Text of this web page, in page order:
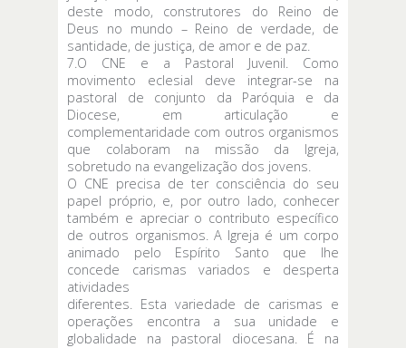
deste modo, construtores do Reino de
Deus no mundo – Reino de verdade, de
santidade, de justiça, de amor e de paz.
7.O CNE e a Pastoral Juvenil. Como
movimento eclesial deve integrar-se na
pastoral de conjunto da Paróquia e da
Diocese, em articulação e
complementaridade com outros organismos
que colaboram na missão da Igreja,
sobretudo na evangelização dos jovens.
O CNE precisa de ter consciência do seu
papel próprio, e, por outro lado, conhecer
também e apreciar o contributo específico
de outros organismos. A Igreja é um corpo
animado pelo Espírito Santo que lhe
concede carismas variados e desperta
atividades
diferentes. Esta variedade de carismas e
operações encontra a sua unidade e
globalidade na pastoral diocesana. É na